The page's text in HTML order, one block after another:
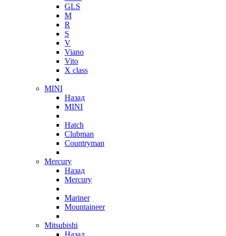
GLS
M
R
S
V
Viano
Vito
X class
MINI
Назад
MINI
Hatch
Clubman
Countryman
Mercury
Назад
Mercury
Mariner
Mountaineer
Mitsubishi
Назад